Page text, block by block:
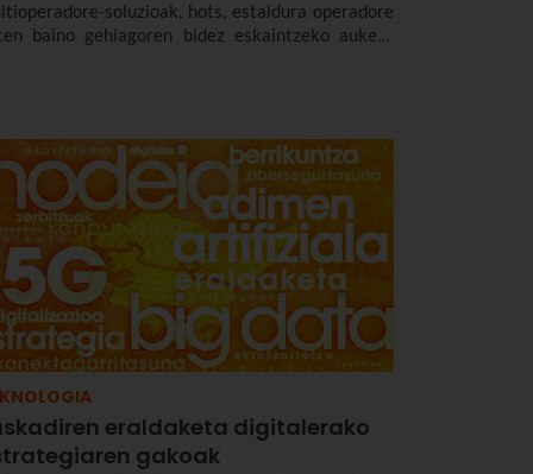
soluzioak, hots, estaldura operadore
baino gehiagoren bidez eskaintzeko aukera
erabiltzaileentzat nahiz enpresentzat.
eraldaketa digitalerako
gakoak